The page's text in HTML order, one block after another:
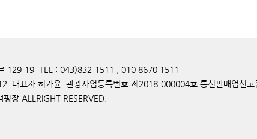
129-19 TEL : 043)832-1511 , 010 8670 1511
대표자 허가윤 관광사업등록번호 제2018-000004호 통신판매업신
장 ALLRIGHT RESERVED.